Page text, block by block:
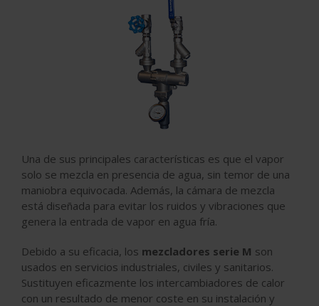
Una de sus principales características es que el vapor
solo se mezcla en presencia de agua, sin temor de una
maniobra equivocada. Además, la cámara de mezcla
está diseñada para evitar los ruidos y vibraciones que
genera la entrada de vapor en agua fría.
Debido a su eficacia, los mezcladores serie M son
usados en servicios industriales, civiles y sanitarios.
Sustituyen eficazmente los intercambiadores de calor
con un resultado de menor coste en su instalación y